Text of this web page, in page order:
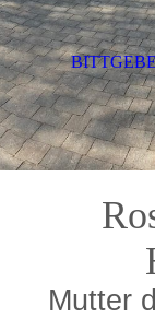
Mutter